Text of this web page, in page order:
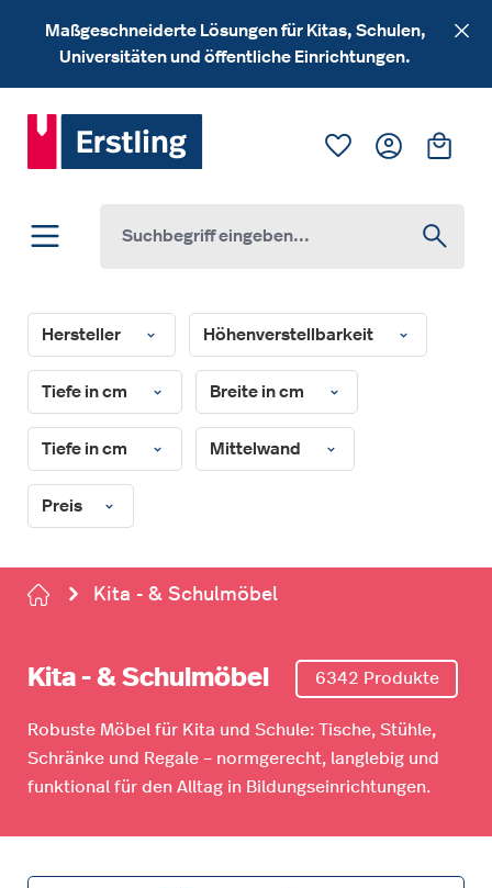
Zum Hauptinhalt springen
Maßgeschneiderte Lösungen für Kitas, Schulen,
Universitäten und öffentliche Einrichtungen.
Du hast 0
Hersteller Höhenverstellbarkeit
Tiefe in cm Breite in cm
Tiefe in cm Mittelwand
Preis
Kita - & Schulmöbel
Kita - & Schulmöbel 6342 Produkte
Robuste Möbel für Kita und Schule: Tische, Stühle,
Schränke und Regale – normgerecht, langlebig und
funktional für den Alltag in Bildungseinrichtungen.